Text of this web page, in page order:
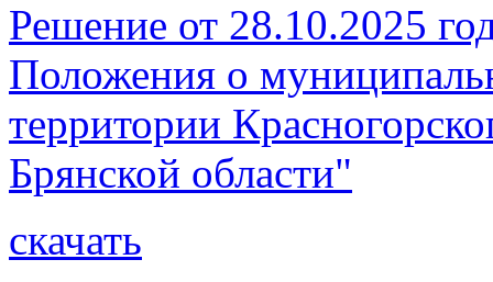
Решение от 28.10.2025
Положения о
территории
Брянской области"
скачать